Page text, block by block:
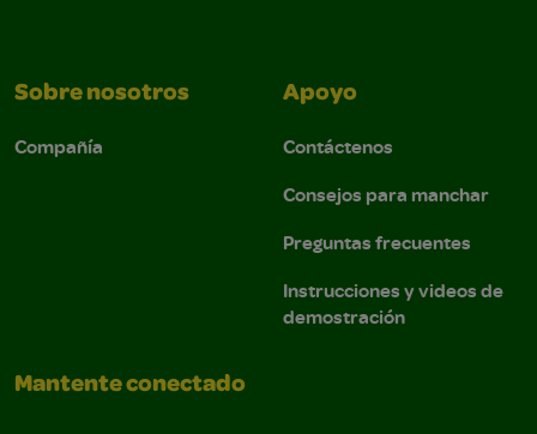
Sobre nosotros
Compañía
Apoyo
Contáctenos
Consejos para manchar
Preguntas frecuentes
Instrucciones y videos de
demostración
Mantente conectado